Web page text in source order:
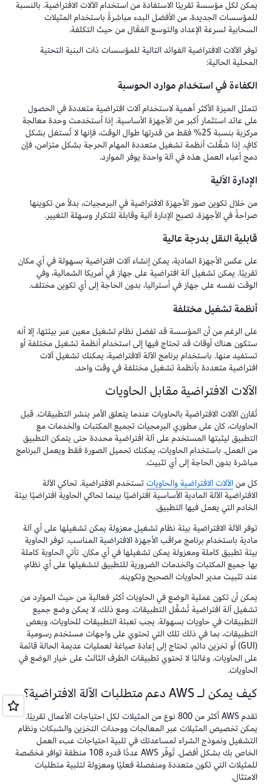
يمكن لكل مؤسسة تقريبًا الاستفادة من استخدام الآلات الافتراضية. بالنسبة
للمؤسسات الجديدة، من الأفضل البدء مباشرةً باستخدام المثيلات
السحابية لسرعة الإعداد والتوسع الفعَّال من حيث التكلفة.
توفر الآلات الافتراضية الفوائد التالية للمؤسسات ذات البنية التحتية
المحلية الحالية:
الكفاءة في استخدام موارد الحوسبة
تتمثل الميزة الأكثر أهمية لاستخدام آلات افتراضية متعددة في الحصول
على عائد استثمار أكبر من الأجهزة الأساسية. إذا اُستخدمت وحدة معالجة
مركزية بنسبة 25% فقط من قدرتها طوال الوقت، فإنها لا تُستغل بشكل
كافٍ. إذا شغَّلت أنظمة تشغيل متعددة المهام الحرجة بشكل متزامن، فإن
دمج أعباء العمل هذه في آلة واحدة يوفر الموارد.
الإدارة الآلية
من خلال تكوين صور الأجهزة الافتراضية في البرمجيات، بدلاً من تكوينها
صراحةً في الأجهزة، تصبح الإدارة آلية وقابلة للتكرار وسهلة التغيير.
قابلية النقل بدرجة عالية
على عكس الأجهزة المادية، يمكن إنشاء آلات افتراضية بسهولة في أي مكان
تقريبًا. يمكن تشغيل آلة افتراضية على جهاز في أمريكا الشمالية، وفي
الوقت نفسه على جهاز في أستراليا، بدون الحاجة إلى أي تكوين مختلف.
أنظمة تشغيل مختلفة
على الرغم من أن المؤسسة قد تفضل نظام تشغيل معين عبر بيئتها، إلا أنه
ستكون هناك أوقات قد تحتاج فيها إلى استخدام أنظمة تشغيل مختلفة أو
تستفيد منها. باستخدام برنامج الآلة الافتراضية، يمكنك تشغيل آلات
افتراضية متعددة بأنظمة تشغيل مختلفة في وقت واحد.
الآلات الافتراضية مقابل الحاويات
تُقارن الآلات الافتراضية بالحاويات عندما يتعلق الأمر بنشر التطبيقات. قبل
الحاويات، كان على مطوري البرمجيات تجميع المكتبات والخدمات مع
التطبيق ليثبتها المستخدم على آلة افتراضية محددة حتى يتمكن التطبيق
من العمل. باستخدام الحاويات، يمكنك تحميل الصورة فقط ويعمل البرنامج
مباشرة بدون الحاجة إلى أي تثبيت.
كل منالآلات الافتراضية والحاوياتتستخدم الافتراضية. تحاكي الآلة
الافتراضية الآلة المادية الأساسية افتراضيًا بينما تحاكي الحاوية افتراضيًا بيئة
الخادم التي يعمل فيها التطبيق.
توفر الآلة الافتراضية بيئة نظام تشغيل معزولة يمكن تشغيلها على أي آلة
مادية باستخدام برنامج مراقب الأجهزة الافتراضية المناسب. توفر الحاوية
بيئة تطبيق كاملة ومعزولة يمكن تشغيلها في أي مكان. تأتي الحاوية كاملة
بها جميع المكتبات والخدمات الضرورية للتطبيق لتشغيلها على أي نظام،
عند تثبيت مدير الحاويات الصحيح وتكوينه.
يمكن أن تكون عملية الوضع في الحاويات أكثر فعالية من حيث الموارد من
تشغيل آلة افتراضية تُشغِّل التطبيقات. ومع ذلك، لا يمكن وضع جميع
التطبيقات في حاويات بسهولة. يجب تعبئة التطبيقات للحاويات، وبعض
التطبيقات، بما في ذلك تلك التي تحتوي على واجهات مستخدم رسومية
(GUI) أو تخزين دائم، تحتاج إلى إعادة صياغة لعمليات عديمة الحالة قائمة
على الحاويات. وغالبًا لا تحتوي تطبيقات الطرف الثالث على خيار الوضع في
الحاويات.
كيف يمكن لـ AWS دعم متطلبات الآلة الافتراضية؟
تقدم AWS أكثر من 800 نوع من المثيلات لكل احتياجات الأعمال تقريبًا.
يمكن تخصيص المثيلات عبر المعالجات ووحدات التخزين والشبكات ونظام
التشغيل ونموذج الشراء لمساعدتك في تلبية احتياجات عبء العمل
الخاص بك بشكل أفضل. تُوفّر AWS عددًا قدره 108 منطقة توافر مُخصّصة
للمثيلات التي تكون متعددة ومنفصلة فعليًا ومعزولة لتلبية متطلبات
الامتثال.